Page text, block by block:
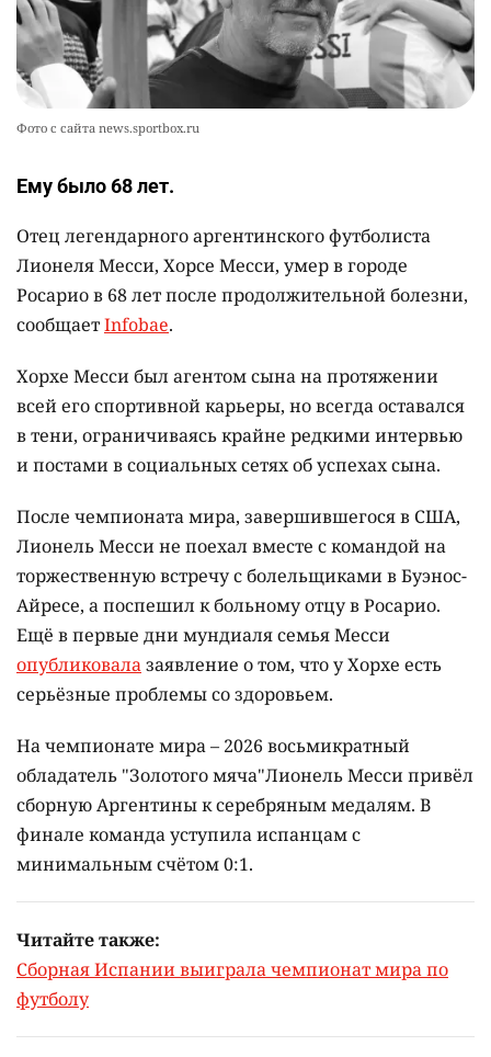
представление о жизни на Земле
0
Фото с сайта news.sportbox.ru
Ему было 68 лет.
Отец легендарного аргентинского футболиста
Лионеля Месси, Хорсе Месси, умер в городе
Росарио в 68 лет после продолжительной болезни,
сообщаетInfobae.
Хорхе Месси был агентом сына на протяжении
всей его спортивной карьеры, но всегда оставался
в тени, ограничиваясь крайне редкими интервью
и постами в социальных сетях об успехах сына.
После чемпионата мира, завершившегося в США,
Лионель Месси не поехал вместе с командой на
торжественную встречу с болельщиками в Буэнос-
Айресе, а поспешил к больному отцу в Росарио.
Ещё в первые дни мундиаля семья Месси
опубликовалазаявление о том, что у Хорхе есть
серьёзные проблемы со здоровьем.
На чемпионате мира – 2026 восьмикратный
обладатель "Золотого мяча"Лионель Месси привёл
сборную Аргентины к серебряным медалям. В
финале команда уступила испанцам с
минимальным счётом 0:1.
Читайте также:
Сборная Испании выиграла чемпионат мира по
футболу